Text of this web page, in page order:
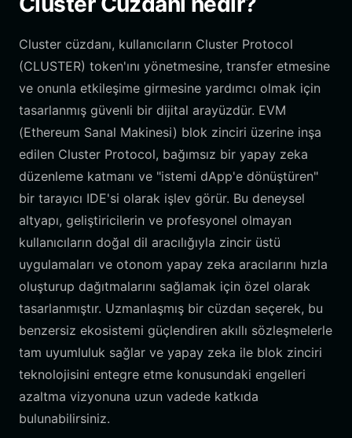
Cluster cüzdanı, kullanıcıların Cluster Protocol
(CLUSTER) token'ını yönetmesine, transfer etmesine
ve onunla etkileşime girmesine yardımcı olmak için
tasarlanmış güvenli bir dijital arayüzdür. EVM
(Ethereum Sanal Makinesi) blok zinciri üzerine inşa
edilen Cluster Protocol, bağımsız bir yapay zeka
düzenleme katmanı ve "istemi dApp'e dönüştüren"
bir tarayıcı IDE'si olarak işlev görür. Bu deneysel
altyapı, geliştiricilerin ve profesyonel olmayan
kullanıcıların doğal dil aracılığıyla zincir üstü
uygulamaları ve otonom yapay zeka aracılarını hızla
oluşturup dağıtmalarını sağlamak için özel olarak
tasarlanmıştır. Uzmanlaşmış bir cüzdan seçerek, bu
benzersiz ekosistemi güçlendiren akıllı sözleşmelerle
tam uyumluluk sağlar ve yapay zeka ile blok zinciri
teknolojisini entegre etme konusundaki engelleri
azaltma vizyonuna uzun vadede katkıda
bulunabilirsiniz.